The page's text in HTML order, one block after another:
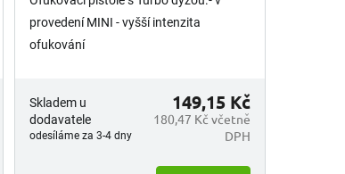
provedení MINI - vyšší intenzita
ofukování
Skladem u
dodavatele
odesíláme za 3-4 dny
180,47 Kč včetně
DPH
149,15 Kč